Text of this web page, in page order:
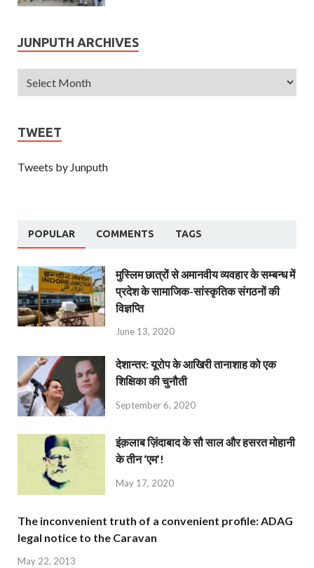
JUNPUTH ARCHIVES
TWEET
Tweets by Junputh
POPULAR COMMENTS TAGS
मुस्लिम छात्रों से अमानवीय व्यवहार के सम्बन्ध में
प्रदेश के सामाजिक-सांस्कृतिक संगठनों की
विज्ञप्ति
June 13, 2020
देशान्‍तर: यूरोप के आखिरी तानाशाह को एक
शिक्षिका की चुनौती
September 6, 2020
इंक़लाब ज़िंदाबाद के सौ साल और हसरत मोहानी
के तीन ‘एम’!
May 17, 2020
The inconvenient truth of a convenient profile: ADAG
legal notice to the Caravan
May 22, 2013